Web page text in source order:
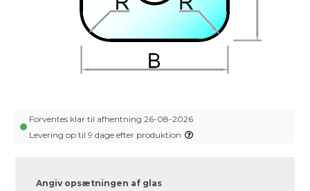
Forventes klar til afhentning 26-08-2026
Levering op til 9 dage efter produktion
Angiv opsætningen af glas